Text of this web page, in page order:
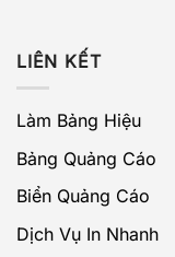
LIÊN KẾT
Làm Bảng Hiệu
Bảng Quảng Cáo
Biển Quảng Cáo
Dịch Vụ In Nhanh